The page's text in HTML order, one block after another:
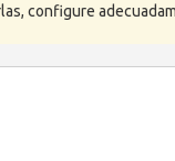
configure